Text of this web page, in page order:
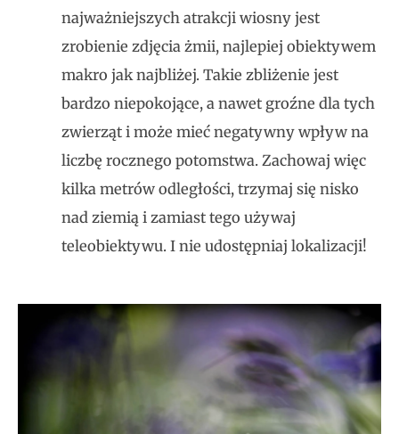
najważniejszych atrakcji wiosny jest
zrobienie zdjęcia żmii, najlepiej obiektywem
makro jak najbliżej. Takie zbliżenie jest
bardzo niepokojące, a nawet groźne dla tych
zwierząt i może mieć negatywny wpływ na
liczbę rocznego potomstwa. Zachowaj więc
kilka metrów odległości, trzymaj się nisko
nad ziemią i zamiast tego używaj
teleobiektywu. I nie udostępniaj lokalizacji!